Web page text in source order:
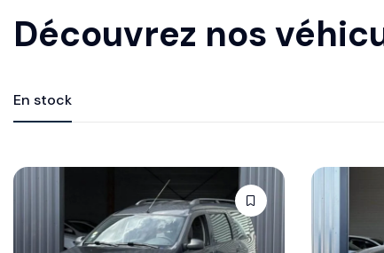
Découvrez nos
En stock